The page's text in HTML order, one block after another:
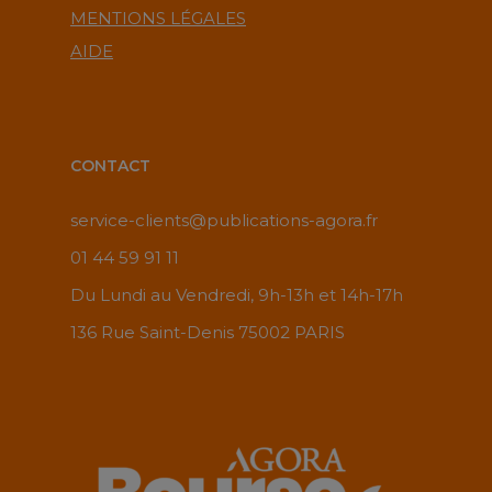
MENTIONS LÉGALES
AIDE
CONTACT
service-clients@publications-agora.fr
01 44 59 91 11
Du Lundi au Vendredi, 9h-13h et 14h-17h
136 Rue Saint-Denis 75002 PARIS